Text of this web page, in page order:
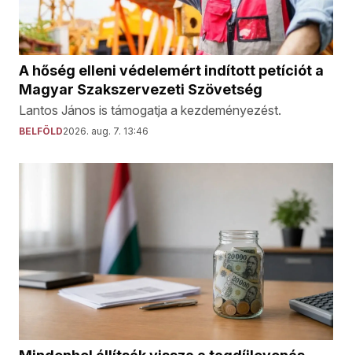
A hőség elleni védelemért indított petíciót a
Magyar Szakszervezeti Szövetség
Lantos János is támogatja a kezdeményezést.
BELFÖLD2026. aug. 7. 13:46